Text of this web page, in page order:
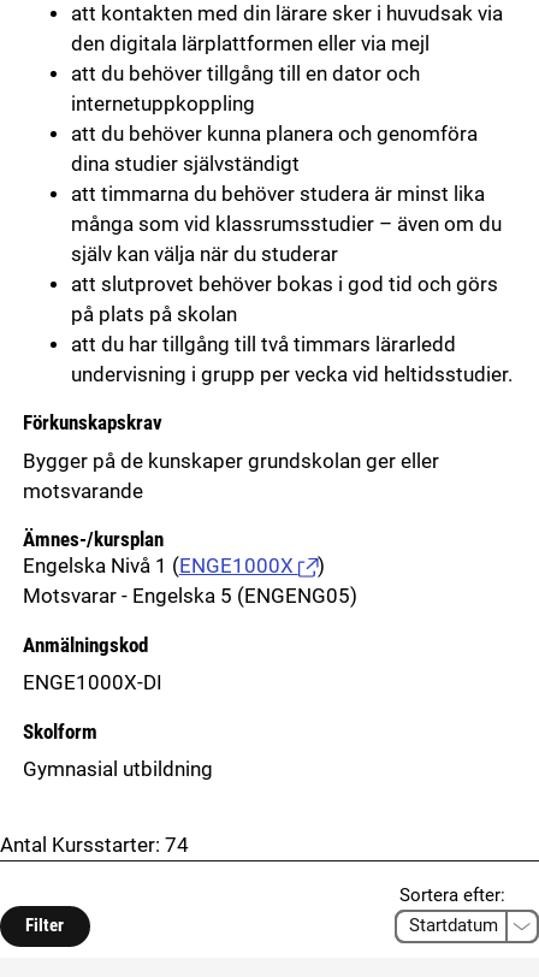
att kontakten med din lärare sker i huvudsak via
den digitala lärplattformen eller via mejl
att du behöver tillgång till en dator och
internetuppkoppling
att du behöver kunna planera och genomföra
dina studier självständigt
att timmarna du behöver studera är minst lika
många som vid klassrumsstudier – även om du
själv kan välja när du studerar
att slutprovet behöver bokas i god tid och görs
på plats på skolan
att du har tillgång till två timmars lärarledd
undervisning i grupp per vecka vid heltidsstudier.
Förkunskapskrav
Bygger på de kunskaper grundskolan ger eller
motsvarande
Ämnes-/kursplan
Engelska Nivå 1 ( ENGE1000X
)
Motsvarar - Engelska 5 (ENGENG05)
Anmälningskod
ENGE1000X-DI
Skolform
Gymnasial utbildning
Antal Kursstarter: 74
Filter
Sortera efter: